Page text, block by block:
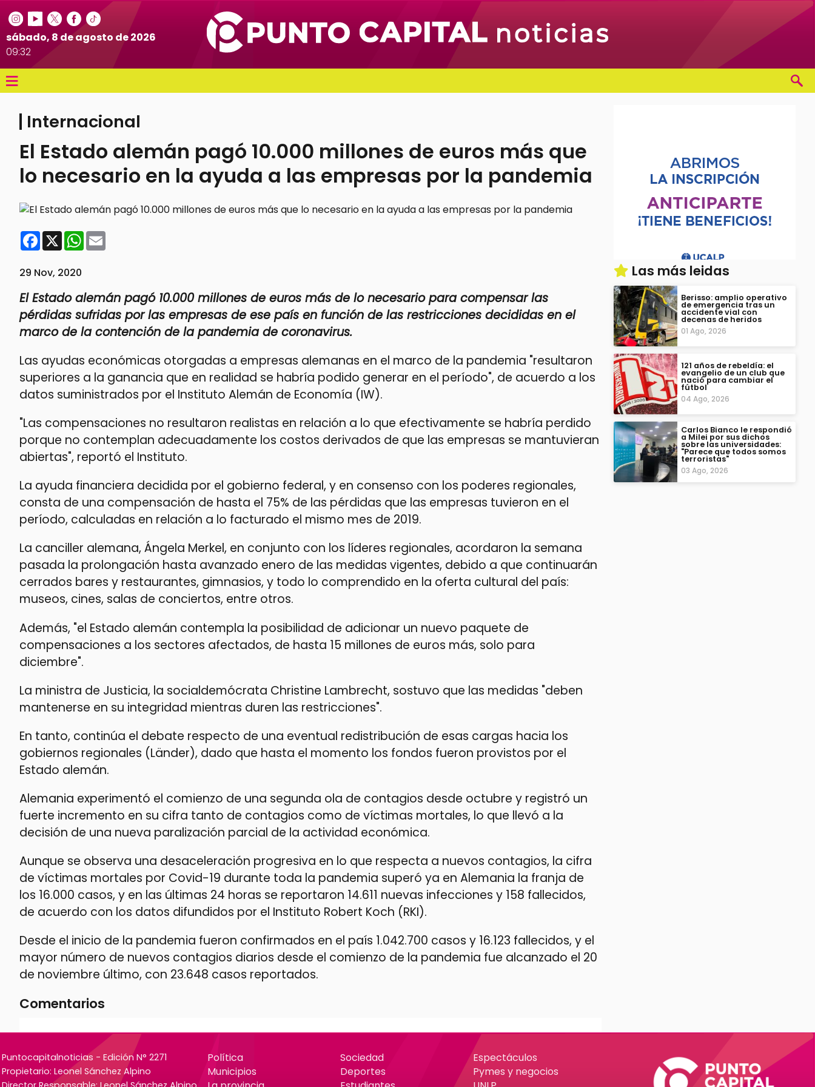
sábado, 8 de agosto de 2026
09:32
≡
Internacional
El Estado alemán pagó 10.000 millones de euros más que
lo necesario en la ayuda a las empresas por la pandemia
Facebook
X WhatsApp
29 Nov, 2020
El Estado alemán pagó 10.000 millones de euros más de lo necesario para compensar las
pérdidas sufridas por las empresas de ese país en función de las restricciones decididas en el
marco de la contención de la pandemia de coronavirus.
Las ayudas económicas otorgadas a empresas alemanas en el marco de la pandemia "resultaron
superiores a la ganancia que en realidad se habría podido generar en el período", de acuerdo a los
datos suministrados por el Instituto Alemán de Economía (IW).
"Las compensaciones no resultaron realistas en relación a lo que efectivamente se habría perdido
porque no contemplan adecuadamente los costos derivados de que las empresas se mantuvieran
abiertas", reportó el Instituto.
La ayuda financiera decidida por el gobierno federal, y en consenso con los poderes regionales,
consta de una compensación de hasta el 75% de las pérdidas que las empresas tuvieron en el
período, calculadas en relación a lo facturado el mismo mes de 2019.
La canciller alemana, Ángela Merkel, en conjunto con los líderes regionales, acordaron la semana
pasada la prolongación hasta avanzado enero de las medidas vigentes, debido a que continuarán
cerrados bares y restaurantes, gimnasios, y todo lo comprendido en la oferta cultural del país:
museos, cines, salas de conciertos, entre otros.
Además, "el Estado alemán contempla la posibilidad de adicionar un nuevo paquete de
compensaciones a los sectores afectados, de hasta 15 millones de euros más, solo para
diciembre".
La ministra de Justicia, la socialdemócrata Christine Lambrecht, sostuvo que las medidas "deben
mantenerse en su integridad mientras duren las restricciones".
En tanto, continúa el debate respecto de una eventual redistribución de esas cargas hacia los
gobiernos regionales (Länder), dado que hasta el momento los fondos fueron provistos por el
Estado alemán.
Alemania experimentó el comienzo de una segunda ola de contagios desde octubre y registró un
fuerte incremento en su cifra tanto de contagios como de víctimas mortales, lo que llevó a la
decisión de una nueva paralización parcial de la actividad económica.
Aunque se observa una desaceleración progresiva en lo que respecta a nuevos contagios, la cifra
de víctimas mortales por Covid-19 durante toda la pandemia superó ya en Alemania la franja de
los 16.000 casos, y en las últimas 24 horas se reportaron 14.611 nuevas infecciones y 158 fallecidos,
de acuerdo con los datos difundidos por el Instituto Robert Koch (RKI).
Desde el inicio de la pandemia fueron confirmados en el país 1.042.700 casos y 16.123 fallecidos, y el
mayor número de nuevos contagios diarios desde el comienzo de la pandemia fue alcanzado el 20
de noviembre último, con 23.648 casos reportados.
Comentarios
Las más leidas
Berisso: amplio operativo
de emergencia tras un
accidente vial con
decenas de heridos
01 Ago, 2026
121 años de rebeldía: el
evangelio de un club que
nació para cambiar el
fútbol
04 Ago, 2026
Carlos Bianco le respondió
a Milei por sus dichos
sobre las universidades:
"Parece que todos somos
terroristas"
03 Ago, 2026
Puntocapitalnoticias - Edición N° 2271
Propietario: Leonel Sánchez Alpino
Política
Municipios
Sociedad
Deportes
Espectáculos
Pymes y negocios